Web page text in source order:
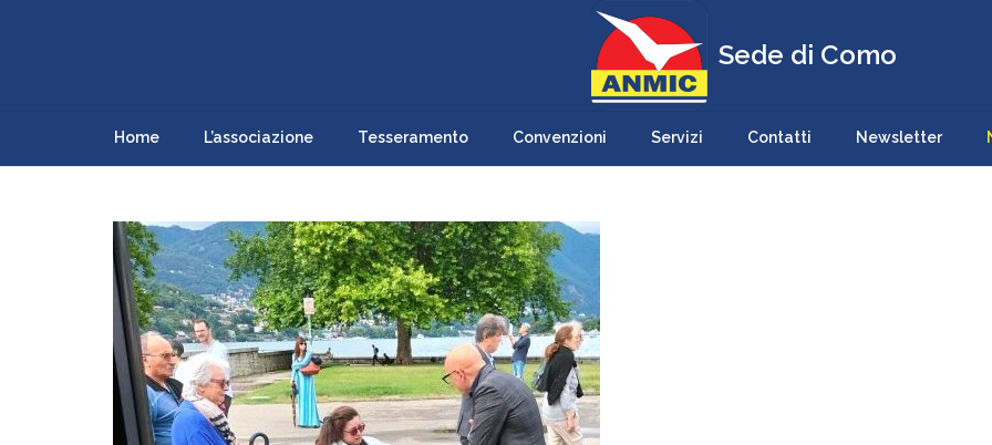
Sede di Como
Home L’associazione Tesseramento Convenzioni Servizi Contatti Newsletter